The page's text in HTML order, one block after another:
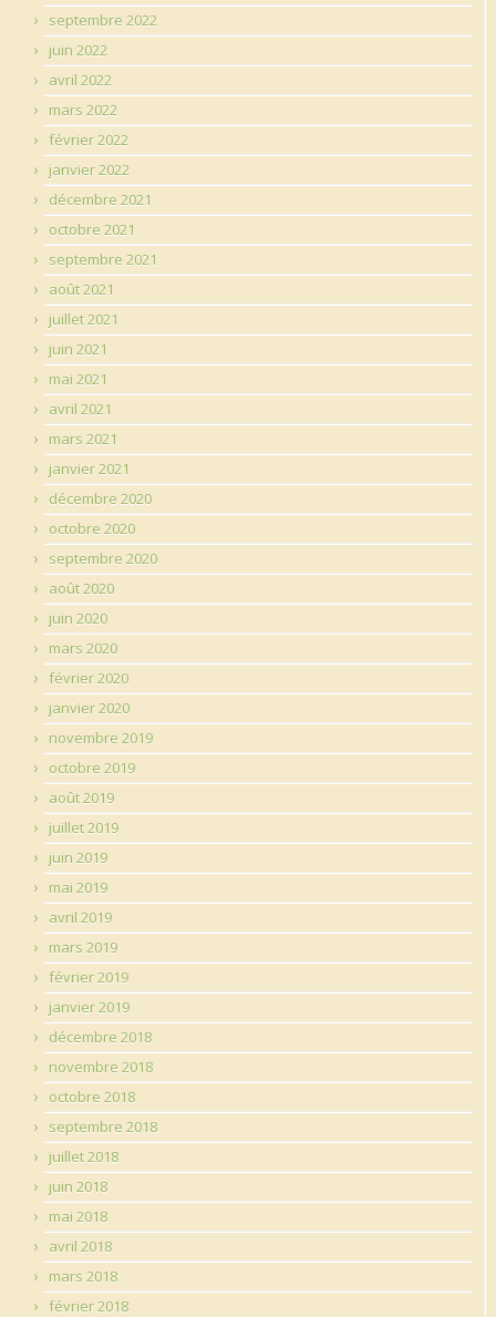
septembre 2022
juin 2022
avril 2022
mars 2022
février 2022
janvier 2022
décembre 2021
octobre 2021
septembre 2021
août 2021
juillet 2021
juin 2021
mai 2021
avril 2021
mars 2021
janvier 2021
décembre 2020
octobre 2020
septembre 2020
août 2020
juin 2020
mars 2020
février 2020
janvier 2020
novembre 2019
octobre 2019
août 2019
juillet 2019
juin 2019
mai 2019
avril 2019
mars 2019
février 2019
janvier 2019
décembre 2018
novembre 2018
octobre 2018
septembre 2018
juillet 2018
juin 2018
mai 2018
avril 2018
mars 2018
février 2018